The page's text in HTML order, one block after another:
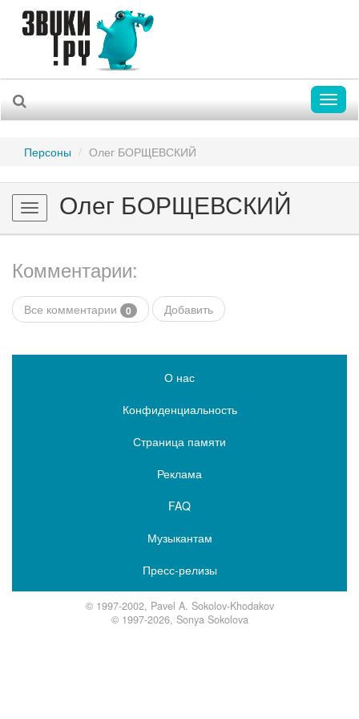
Персоны Олег БОРЩЕВСКИЙ
Toggle
navigation
Олег БОРЩЕВСКИЙ
Комментарии:
Все комментарии 0 Добавить
О нас
Конфиденциальность
Страница памяти
Реклама
FAQ
Музыкантам
Пресс-релизы
© 1997-2002, Pavel A. Sokolov-Khodakov
© 1997-2026, Sonya Sokolova